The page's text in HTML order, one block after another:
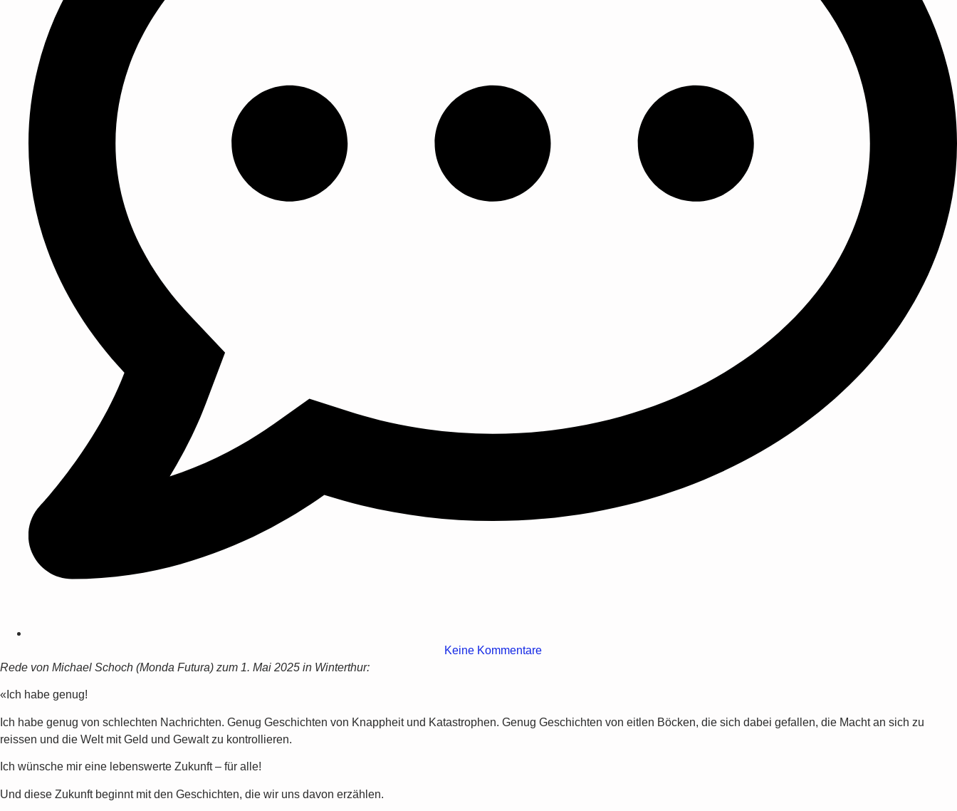
Keine Kommentare
Rede von Michael Schoch (Monda Futura) zum 1. Mai 2025 in Winterthur:
«Ich habe genug!
Ich habe genug von schlechten Nachrichten. Genug Geschichten von Knappheit und Katastrophen. Genug Geschichten von eitlen Böcken, die sich dabei gefallen, die Macht an sich zu
reissen und die Welt mit Geld und Gewalt zu kontrollieren.
Ich wünsche mir eine lebenswerte Zukunft – für alle!
Und diese Zukunft beginnt mit den Geschichten, die wir uns davon erzählen.